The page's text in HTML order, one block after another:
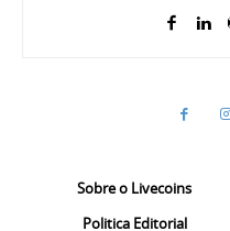
Sobre o Livecoins
Politica Editorial